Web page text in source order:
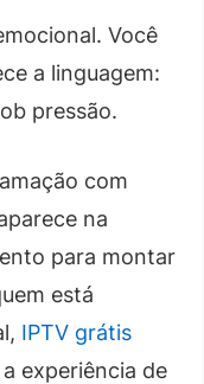
Você
a linguagem:
pressão.
com
na
para montar
está
IPTV grátis
experiência de